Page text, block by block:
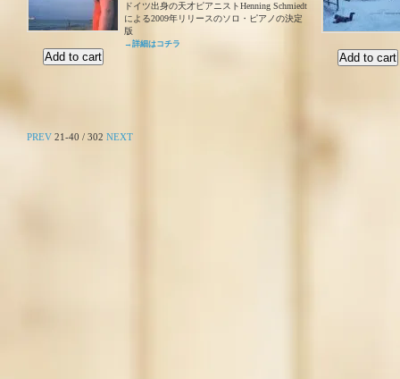
ドイツ出身の天才ピアニストHenning Schmiedt
による2009年リリースのソロ・ピアノの決定
版
→詳細はコチラ
PREV 21-40 / 302 NEXT